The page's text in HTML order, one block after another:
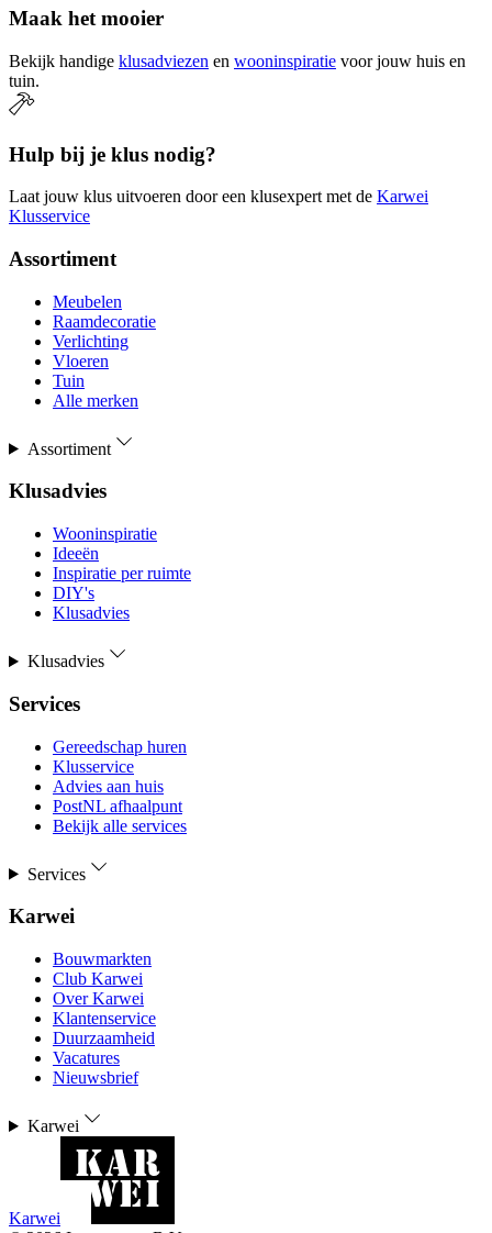
Maak het mooier
Bekijk handige klusadviezen en wooninspiratie voor jouw huis en
tuin.
Hulp bij je klus nodig?
Laat jouw klus uitvoeren door een klusexpert met de Karwei
Klusservice
Assortiment
Meubelen
Raamdecoratie
Verlichting
Vloeren
Tuin
Alle merken
Assortiment
Klusadvies
Wooninspiratie
Ideeën
Inspiratie per ruimte
DIY's
Klusadvies
Klusadvies
Services
Gereedschap huren
Klusservice
Advies aan huis
PostNL afhaalpunt
Bekijk alle services
Services
Karwei
Bouwmarkten
Club Karwei
Over Karwei
Klantenservice
Duurzaamheid
Vacatures
Nieuwsbrief
Karwei
Karwei